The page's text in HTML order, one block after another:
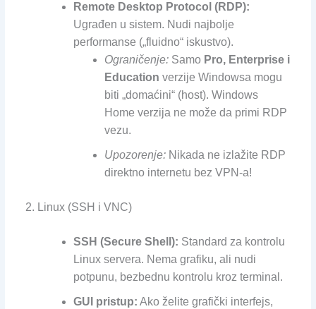
Remote Desktop Protocol (RDP):
Ugrađen u sistem. Nudi najbolje
performanse („fluidno“ iskustvo).
Ograničenje:Samo Pro, Enterprise i
Education verzije Windowsa mogu
biti „domaćini“ (host). Windows
Home verzija ne može da primi RDP
vezu.
Upozorenje:Nikada ne izlažite RDP
direktno internetu bez VPN-a!
2. Linux (SSH i VNC)
SSH (Secure Shell): Standard za kontrolu
Linux servera. Nema grafiku, ali nudi
potpunu, bezbednu kontrolu kroz terminal.
GUI pristup: Ako želite grafički interfejs,